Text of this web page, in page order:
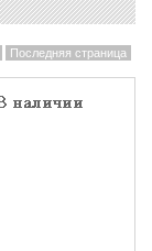
Последняя страница